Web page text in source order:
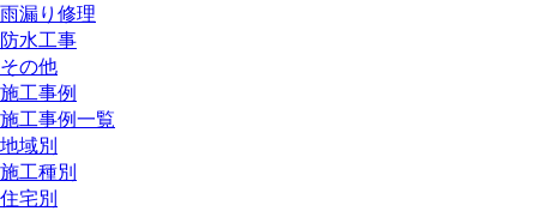
雨漏り修理
防水工事
その他
施工事例
施工事例一覧
地域別
施工種別
住宅別